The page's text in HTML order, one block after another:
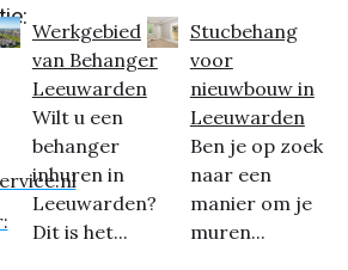
Werkgebied
van Behanger
Leeuwarden
Wilt u een
behanger
inhuren in
Leeuwarden?
Dit is het...
Stucbehang
voor
nieuwbouw in
Leeuwarden
Ben je op zoek
naar een
manier om je
muren...